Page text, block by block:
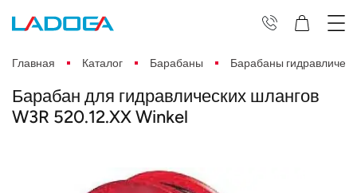
Главная Каталог Барабаны Барабаны
Барабан для гидравлических шлангов
W3R 520.12.XX Winkel